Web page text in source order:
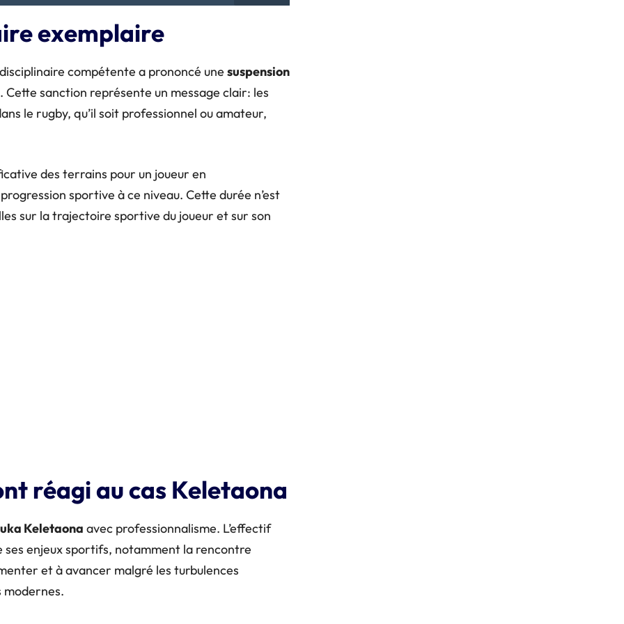
exemplaire
compétente a prononcé une suspension
sanction représente un message clair: les
le rugby, qu’il soit professionnel ou amateur,
des terrains pour un joueur en
sportive à ce niveau. Cette durée n’est
sur la trajectoire sportive du joueur et sur son
réagi au cas Keletaona
Keletaona avec professionnalisme. L’effectif
ses enjeux sportifs, notamment la rencontre
et à avancer malgré les turbulences